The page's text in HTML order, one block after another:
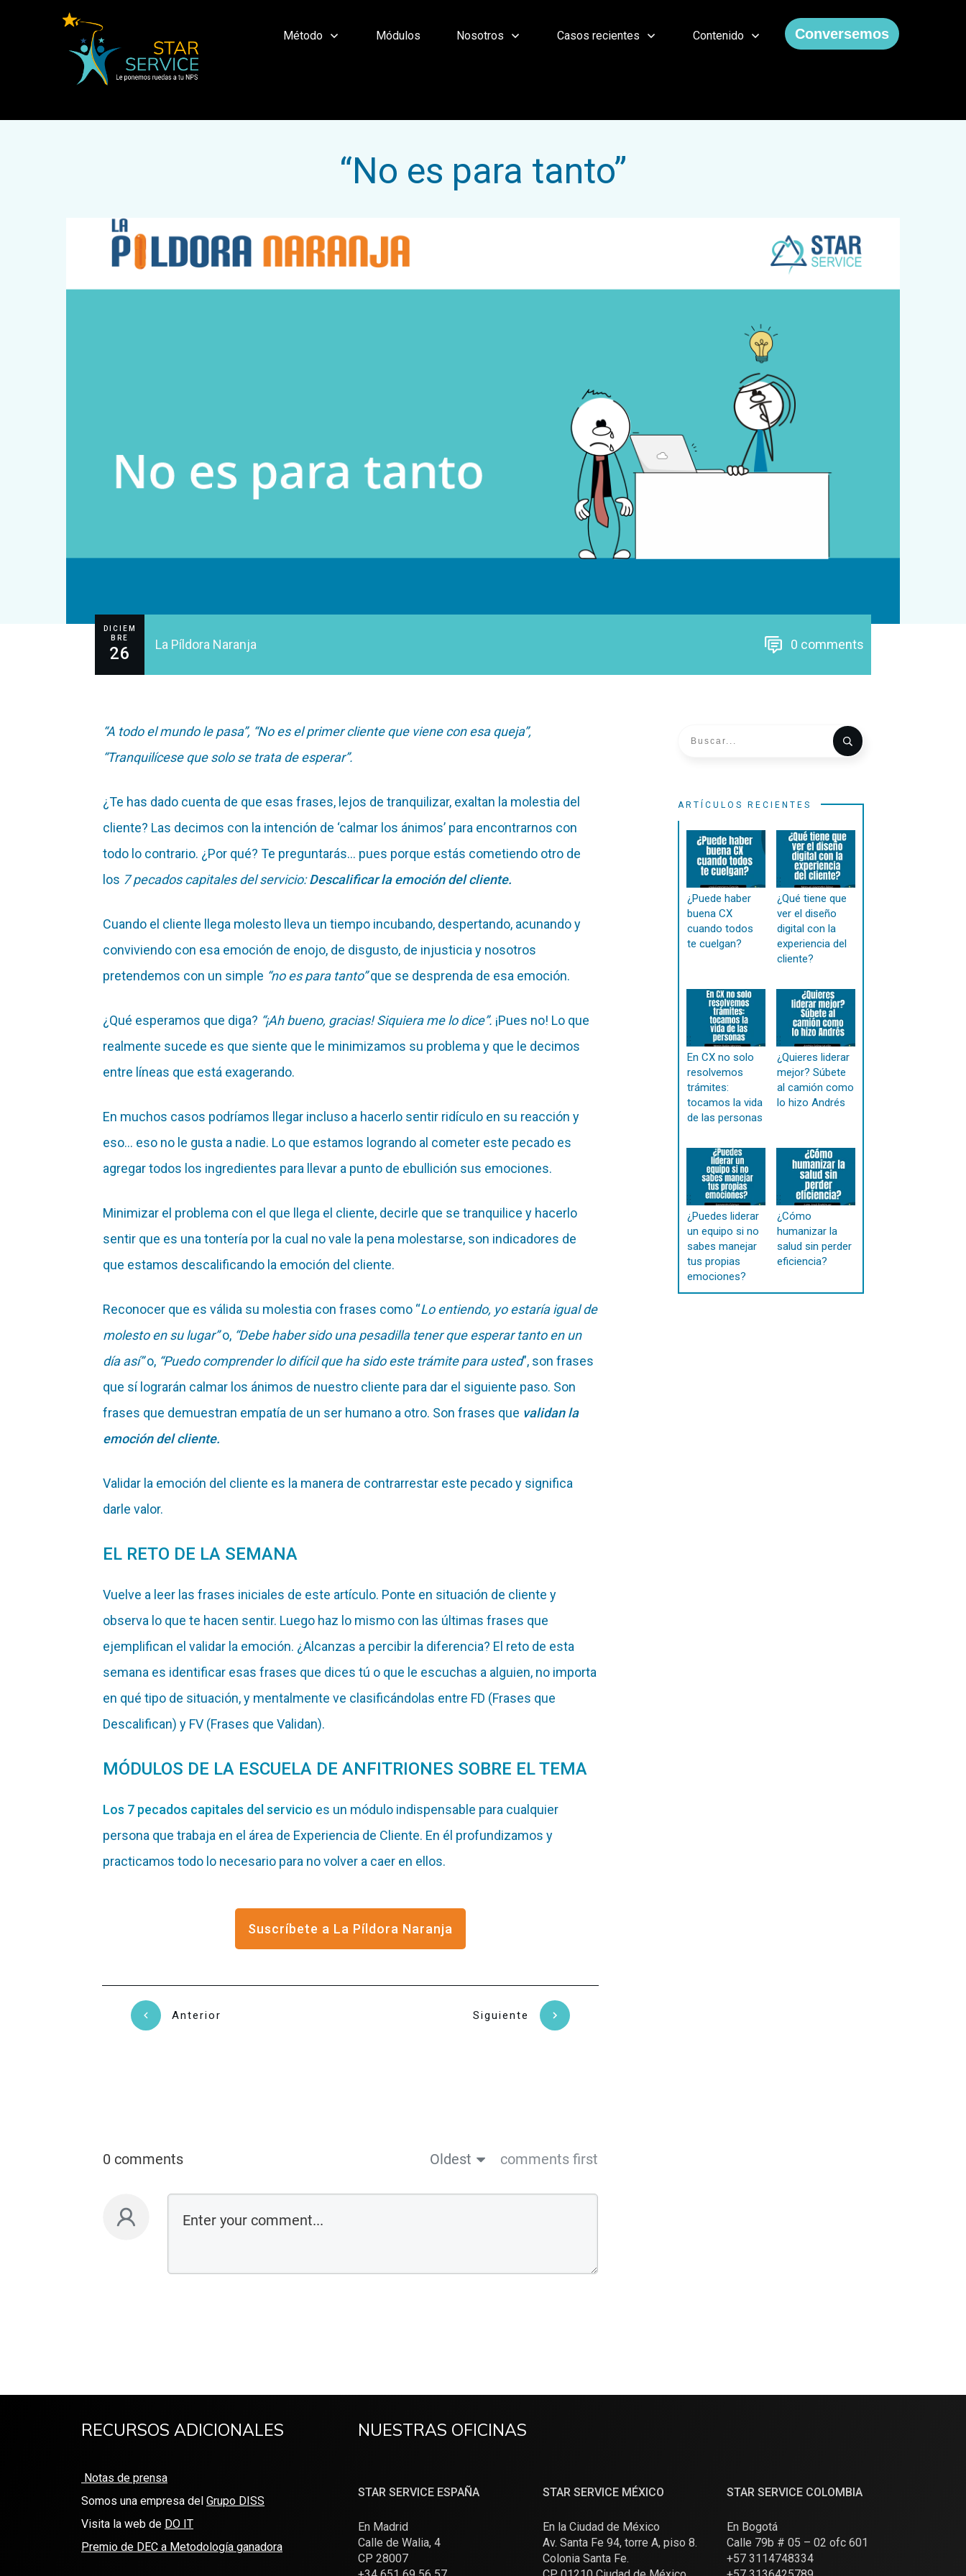
Método Módulos Nosotros Casos recientes Contenido Conversemos
“No es para tanto”
DICIEM
BRE
26 La Píldora Naranja 0 comments
“A todo el mundo le pasa”, “No es el primer cliente que viene con esa queja”,
“Tranquilícese que solo se trata de esperar”.
¿Te has dado cuenta de que esas frases, lejos de tranquilizar, exaltan la molestia del
cliente? Las decimos con la intención de ‘calmar los ánimos’ para encontrarnos con
todo lo contrario. ¿Por qué? Te preguntarás… pues porque estás cometiendo otro de
los 7 pecados capitales del servicio:Descalificar la emoción del cliente.
Cuando el cliente llega molesto lleva un tiempo incubando, despertando, acunando y
conviviendo con esa emoción de enojo, de disgusto, de injusticia y nosotros
pretendemos con un simple “no es para tanto”que se desprenda de esa emoción.
¿Qué esperamos que diga? “¡Ah bueno, gracias! Siquiera me lo dice”. ¡Pues no! Lo que
realmente sucede es que siente que le minimizamos su problema y que le decimos
entre líneas que está exagerando.
En muchos casos podríamos llegar incluso a hacerlo sentir ridículo en su reacción y
eso… eso no le gusta a nadie. Lo que estamos logrando al cometer este pecado es
agregar todos los ingredientes para llevar a punto de ebullición sus emociones.
Minimizar el problema con el que llega el cliente, decirle que se tranquilice y hacerlo
sentir que es una tontería por la cual no vale la pena molestarse, son indicadores de
que estamos descalificando la emoción del cliente.
Reconocer que es válida su molestia con frases como “Lo entiendo, yo estaría igual de
molesto en su lugar”o, “Debe haber sido una pesadilla tener que esperar tanto en un
día así”o, “Puedo comprender lo difícil que ha sido este trámite para usted”, son frases
que sí lograrán calmar los ánimos de nuestro cliente para dar el siguiente paso. Son
frases que demuestran empatía de un ser humano a otro. Son frases que validan la
emoción del cliente.
Validar la emoción del cliente es la manera de contrarrestar este pecado y significa
darle valor.
EL RETO DE LA SEMANA
Vuelve a leer las frases iniciales de este artículo. Ponte en situación de cliente y
observa lo que te hacen sentir. Luego haz lo mismo con las últimas frases que
ejemplifican el validar la emoción. ¿Alcanzas a percibir la diferencia? El reto de esta
semana es identificar esas frases que dices tú o que le escuchas a alguien, no importa
en qué tipo de situación, y mentalmente ve clasificándolas entre FD (Frases que
Descalifican) y FV (Frases que Validan).
MÓDULOS DE LA ESCUELA DE ANFITRIONES SOBRE EL TEMA
Los 7 pecados capitales del servicio es un módulo indispensable para cualquier
persona que trabaja en el área de Experiencia de Cliente. En él profundizamos y
practicamos todo lo necesario para no volver a caer en ellos.
Suscríbete a La Píldora Naranja
Anterior Siguiente
0 comments Oldest comments first
ARTÍCULOS RECIENTES
¿Puede haber
buena CX
cuando todos
te cuelgan?
¿Qué tiene que
ver el diseño
digital con la
experiencia del
cliente?
En CX no solo
resolvemos
trámites:
tocamos la vida
de las personas
¿Quieres liderar
mejor? Súbete
al camión como
lo hizo Andrés
¿Puedes liderar
un equipo si no
sabes manejar
tus propias
emociones?
¿Cómo
humanizar la
salud sin perder
eficiencia?
RECURSOS ADICIONALES
Notas de prensa
Somos una empresa del Grupo DISS
Visita la web de DO IT
Premio de DEC a Metodología ganadora
NUESTRAS OFICINAS
STAR SERVICE ESPAÑA
En Madrid
Calle de Walia, 4
CP 28007
STAR SERVICE MÉXICO
En la Ciudad de México
Av. Santa Fe 94, torre A, piso 8.
Colonia Santa Fe.
STAR SERVICE COLOMBIA
En Bogotá
Calle 79b # 05 – 02 ofc 601
+57 3114748334